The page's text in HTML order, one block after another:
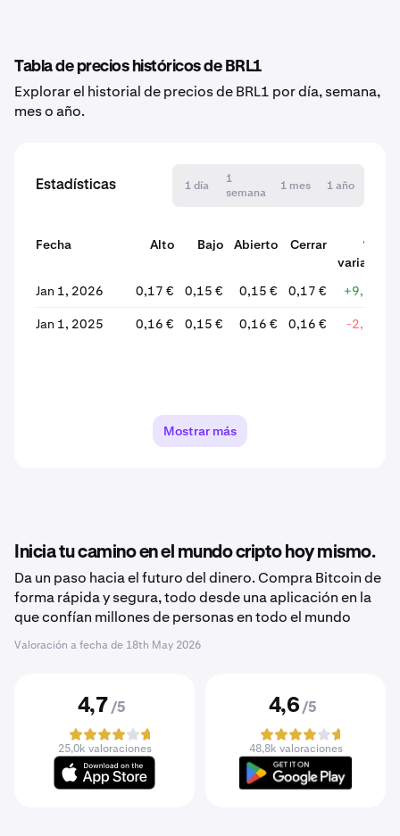
Tabla de precios históricos de BRL1
Explorar el historial de precios de BRL1 por día, semana,
mes o año.
Estadísticas 1 día
1
semana
1 mes 1 año
Fecha Alto Bajo Abierto Cerrar
% de
variación
Jan 1, 2026
0,17 € 0,15 € 0,15 € 0,17 € +9,93 %
Jan 1, 2025 0,16 € 0,15 € 0,16 € 0,16 € -2,48 %
Mostrar más
Inicia tu camino en el mundo cripto hoy mismo.
Da un paso hacia el futuro del dinero. Compra Bitcoin de
forma rápida y segura, todo desde una aplicación en la
que confían millones de personas en todo el mundo
Valoración a fecha de 18th May 2026
4,7 /5
25,0k valoraciones
4,6 /5
48,8k valoraciones